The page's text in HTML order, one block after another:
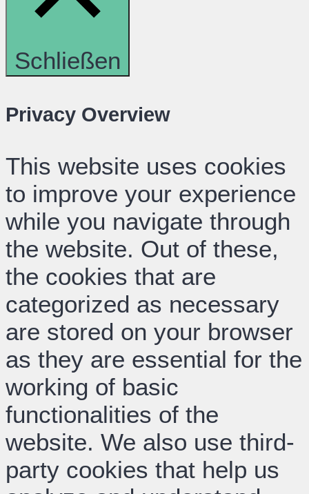
Schließen
Privacy Overview
This website uses cookies
to improve your experience
while you navigate through
the website. Out of these,
the cookies that are
categorized as necessary
are stored on your browser
as they are essential for the
working of basic
functionalities of the
website. We also use third-
party cookies that help us